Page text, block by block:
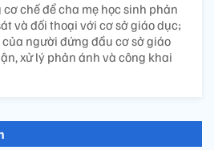
chế để cha mẹ học sinh phản
và đối thoại với cơ sở giáo dục;
người đứng đầu cơ sở giáo
xử lý phản ánh và công khai